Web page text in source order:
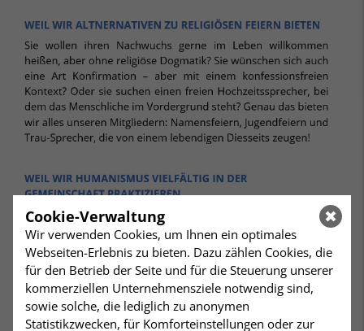
Cookie-Verwaltung
Wir verwenden Cookies, um Ihnen ein optimales
Webseiten-Erlebnis zu bieten. Dazu zählen Cookies, die
für den Betrieb der Seite und für die Steuerung unserer
kommerziellen Unternehmensziele notwendig sind,
sowie solche, die lediglich zu anonymen
Statistikzwecken, für Komforteinstellungen oder zur